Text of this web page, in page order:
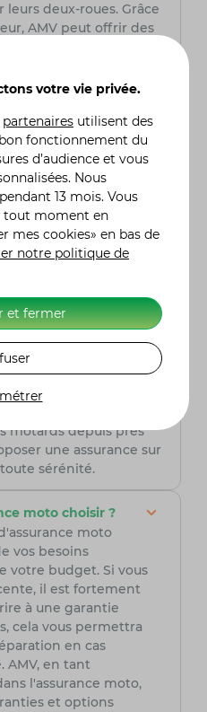
deux-roues. Grâce
AMV peut offrir des
de leurs aventures
moto ?
moto chez AMV
tels que le modèle de
conducteur (permis,
stationnement
désiré. Chez
compétitifs
conducteur et à
conseillers
aider à choisir la
pas à nous
devis personnalisé et
pouvons protéger au
motards depuis près
une assurance sur
sérénité.
moto choisir ?
moto
vos besoins
votre budget. Si vous
il est fortement
à une garantie
cela vous permettra
en cas
AMV, en tant
l'assurance moto,
et options
votre vie privée.
partenaires utilisent des
fonctionnement du
d’audience et vous
Nous
13 mois. Vous
tout moment en
mes cookies» en bas de
notre politique de
et fermer